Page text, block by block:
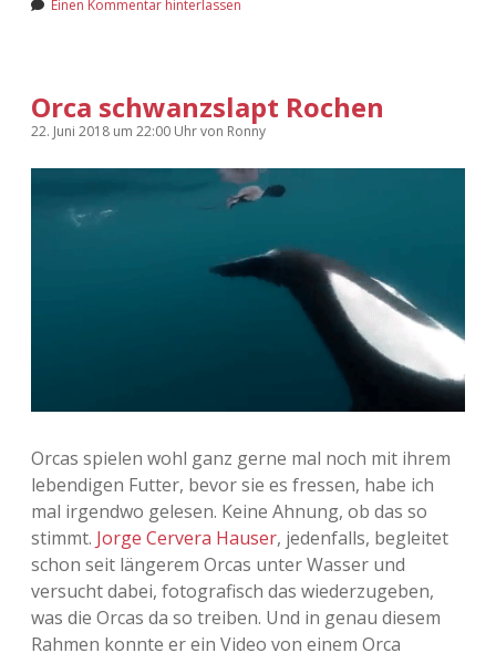
Einen Kommentar hinterlassen
Orca schwanzslapt Rochen
22. Juni 2018 um 22:00 Uhrvon Ronny
Orcas spielen wohl ganz gerne mal noch mit ihrem
lebendigen Futter, bevor sie es fressen, habe ich
mal irgendwo gelesen. Keine Ahnung, ob das so
stimmt. Jorge Cervera Hauser, jedenfalls, begleitet
schon seit längerem Orcas unter Wasser und
versucht dabei, fotografisch das wiederzugeben,
was die Orcas da so treiben. Und in genau diesem
Rahmen konnte er ein Video von einem Orca